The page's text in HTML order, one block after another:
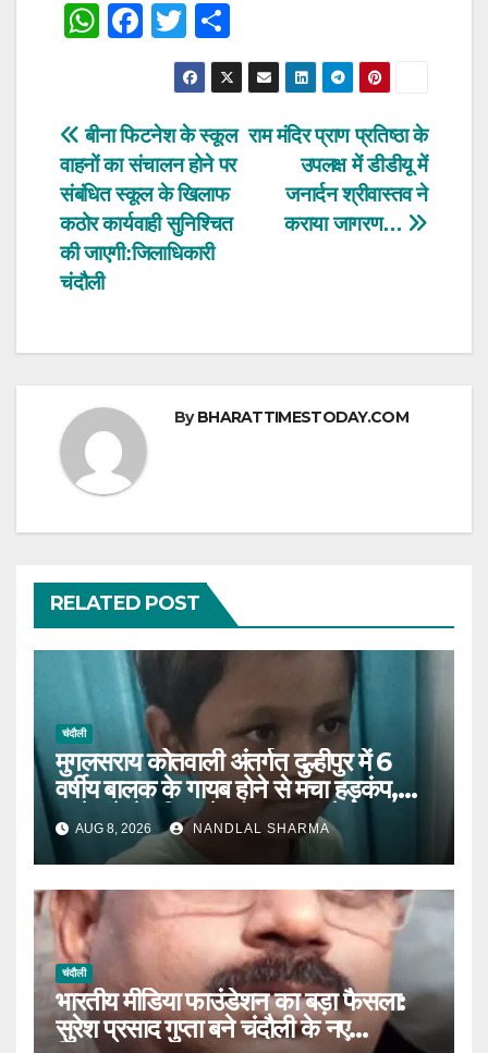
W
s
A
p
p
F
e
b
o
o
k
T
wi
tt
er
h
ar
e
Post
navigation
राम मंदिर प्राण प्रतिष्ठा के
उपलक्ष में डीडीयू में
जनार्दन श्रीवास्तव ने
कराया जागरण…
बीना फिटनेश के स्कूल
वाहनों का संचालन होने पर
संबंधित स्कूल के खिलाफ
कठोर कार्यवाही सुनिश्चित
की जाएगी:जिलाधिकारी
चंदौली
ByBHARATTIMESTODAY.COM
RELATED POST
चंदौली
मुगलसराय कोतवाली अंतर्गत दुल्हीपुर में 6
वर्षीय बालक के गायब होने से मचा हड़कंप,
आधे घंटे में पुलिस ने खोजकर मां से मिलाया।
AUG 8, 2026 NANDLAL SHARMA
चंदौली
भारतीय मीडिया फाउंडेशन का बड़ा फैसला:
सुरेश प्रसाद गुप्ता बने चंदौली के नए